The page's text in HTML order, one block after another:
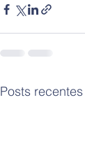
Posts recentes